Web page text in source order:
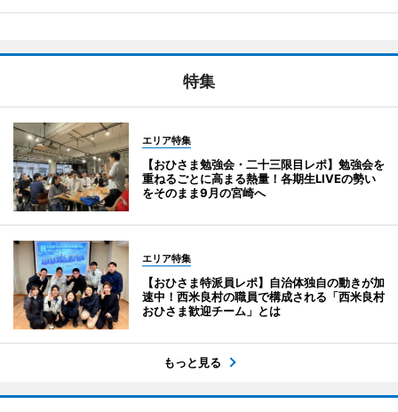
特集
エリア特集
【おひさま勉強会・二十三限目レポ】勉強会を
重ねるごとに高まる熱量！各期生LIVEの勢い
をそのまま9月の宮崎へ
エリア特集
【おひさま特派員レポ】自治体独自の動きが加
速中！西米良村の職員で構成される「西米良村
おひさま歓迎チーム」とは
もっと見る